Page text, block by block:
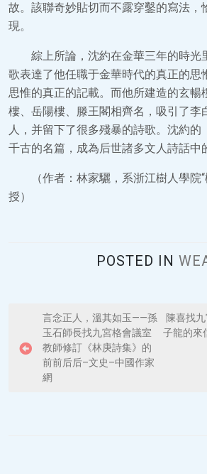
故。該聯奇妙貼切而不露穿鑿的寫法，
現。
綜上所論，沈約在金華三年的時光
歌表達了他任職于金華時代的真正的思
思惟的真正的記載。而他所建造的玄暢
樓、岳陽樓、滕王閣相齊名，吸引了李
人，并留下了很多殘暴的詩歌。沈約的
千古的名篇，成為后世諸多文人詩話中
（作者：林家驪，系浙江樹人學院
授）
POSTED IN
o
言念正人，溫其如玉——孫
玉石師長找九宮格會議室
教師修訂《林庚詩集》的
前前后后–文史–中國作家
網
陳喜找
子龍的來